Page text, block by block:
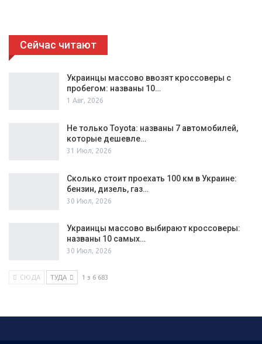
Сейчас читают
Украинцы массово ввозят кроссоверы с
пробегом: названы 10…
1 Авг, 2026
Не только Toyota: названы 7 автомобилей,
которые дешевле…
31 Июл, 2026
Сколько стоит проехать 100 км в Украине:
бензин, дизель, газ…
30 Июл, 2026
Украинцы массово выбирают кроссоверы:
названы 10 самых…
30 Июл, 2026
СЮДА ТУДА 1 з 6 683